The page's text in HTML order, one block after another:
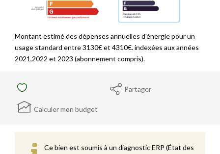
Montant estimé des dépenses annuelles d'énergie pour un
usage standard entre 3130€ et 4310€. indexées aux années
2021,2022 et 2023 (abonnement compris).
Partager
Calculer mon budget
Ce bien est soumis à un diagnostic ERP (État des